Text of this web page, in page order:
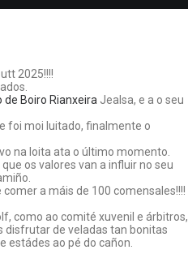
2025!!!!
de Boiro Rianxeira Jealsa, e a o seu
foi moi luitado, finalmente o
na loita ata o último momento.
os valores van a influir no seu
a máis de 100 comensales!!!!
como ao comité xuvenil e árbitros,
disfrutar de veladas tan bonitas
estádes ao pé do cañon.